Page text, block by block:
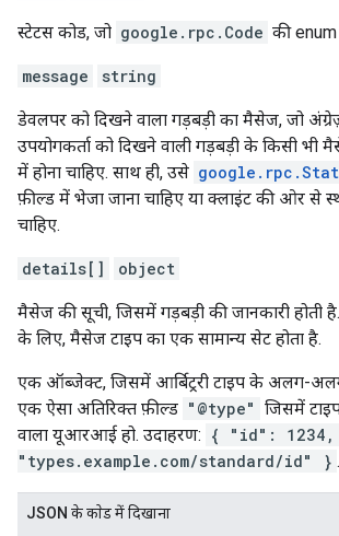
स्टेटस कोड, जो google.rpc.Code की enum
message string
डेवलपर को दिखने वाला गड़बड़ी का मैसेज, जो
उपयोगकर्ता को दिखने वाली गड़बड़ी के किसी भी
में होना चाहिए. साथ ही, उसे
फ़ील्ड में भेजा जाना चाहिए या क्लाइंट की ओर से
चाहिए.
details[] object
मैसेज की सूची, जिसमें गड़बड़ी की जानकारी होती
के लिए, मैसेज टाइप का एक सामान्य सेट होता है.
एक ऑब्जेक्ट, जिसमें आर्बिट्ररी टाइप के अलग-
एक ऐसा अतिरिक्त फ़ील्ड "@type" जिसमें
वाला यूआरआई हो. उदाहरण: { "id": 1234,
"types.example.com/standard/id" } .
JSON के काेड में दिखाना